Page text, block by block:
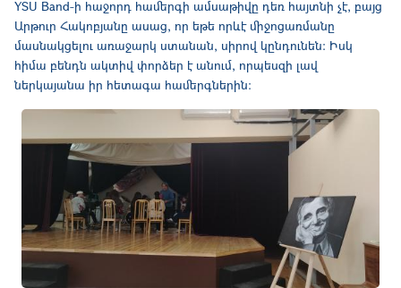
YSU Band-ի հաջորդ համերգի ամսաթիվը դեռ հայտնի չէ, բայց
Արթուր Հակոբյանը ասաց, որ եթե որևէ միջոցառմանը
մասնակցելու առաջարկ ստանան, սիրով կընդունեն։ Իսկ
հիմա բենդն ակտիվ փորձեր է անում, որպեսզի լավ
ներկայանա իր հետագա համերգներին։